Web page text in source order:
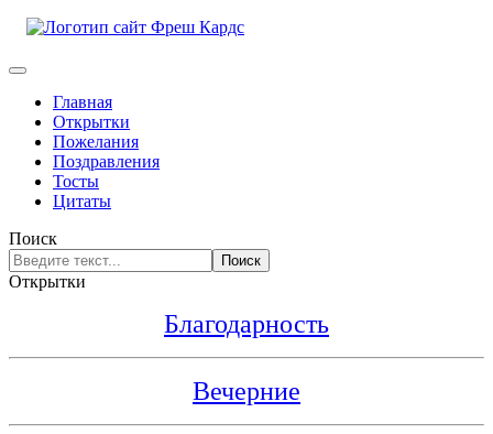
Главная
Открытки
Пожелания
Поздравления
Тосты
Цитаты
Поиск
Поиск
Открытки
Благодарность
Вечерние